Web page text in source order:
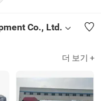
Co., Ltd.
더 보기 +